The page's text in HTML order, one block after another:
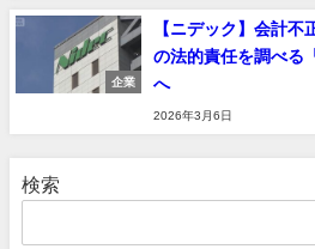
企業
【ニデック】会計不
の法的責任を調べる
へ
2026年3月6日
検索